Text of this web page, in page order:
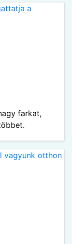
farkat,